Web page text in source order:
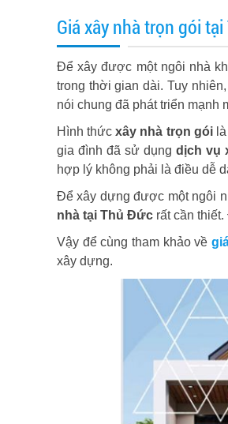
Giá xây nhà trọn gói
Để xây được một ngôi nhà
trong thời gian dài. Tuy
nói chung đã phát triển mạnh
Hình thứcxây nhà trọn gói
gia đình đã sử dụng dịch vụ
hợp lý không phải là điều dễ
Để xây dựng được một ngôi
nhà tại Thủ Đức rất cần
Vậy để cùng tham khảo về
xây dựng.